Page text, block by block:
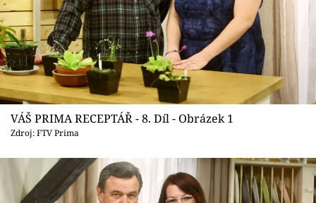
Bydlení
Zahrada
Design
Sledujte prima+
Přihlášení
VÁŠ PRIMA RECEPTÁŘ - 8. Díl - Obrázek 1
Zdroj: FTV Prima